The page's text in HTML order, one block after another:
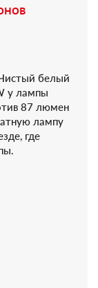
белый
у лампы
87 люмен
лампу
где